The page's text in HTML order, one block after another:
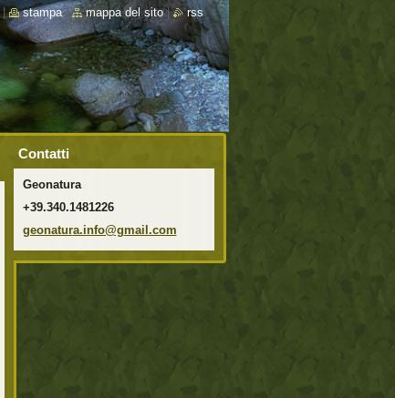
Contatti
Geonatura
+39.340.1481226
geonatura.info@gmail.com
| stampa | mappa del sito | rss